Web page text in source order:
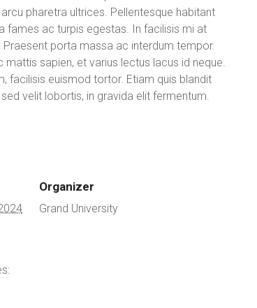
pharetra ultrices. Pellentesque habitant
fames ac turpis egestas. In facilisis mi at
porta massa ac interdum tempor.
mattis sapien, et varius lectus lacus id neque.
facilisis euismod tortor. Etiam quis blandit
velit lobortis, in gravida elit fermentum.
Organizer
Grand University